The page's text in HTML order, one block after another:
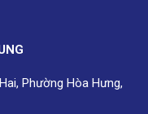
Phường Hòa Hưng,